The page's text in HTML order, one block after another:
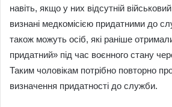
навіть, якщо у них відсутній
визнані медкомісією придатними до
також можуть осіб, які раніше
придатний» під час воєнного стану
Таким чоловікам потрібно повторно
визначення придатності до служби.